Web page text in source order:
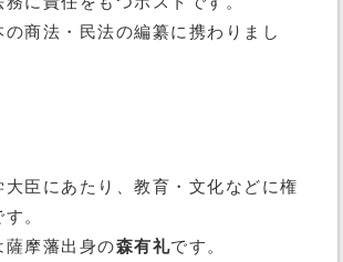
の商法・民法の編纂に携わりまし
臣にあたり、教育・文化などに権
。
薩摩藩出身の森有礼です。